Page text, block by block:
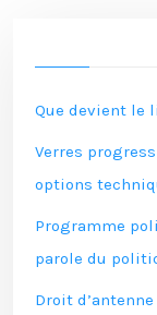
Que devient le
Verres
options
Programme
parole du
Droit